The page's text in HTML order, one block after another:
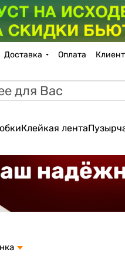
Доставка Оплата
Клейкая лента